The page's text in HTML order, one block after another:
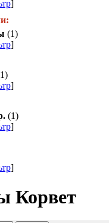
]
(1)
]
]
(1)
]
]
Корвет